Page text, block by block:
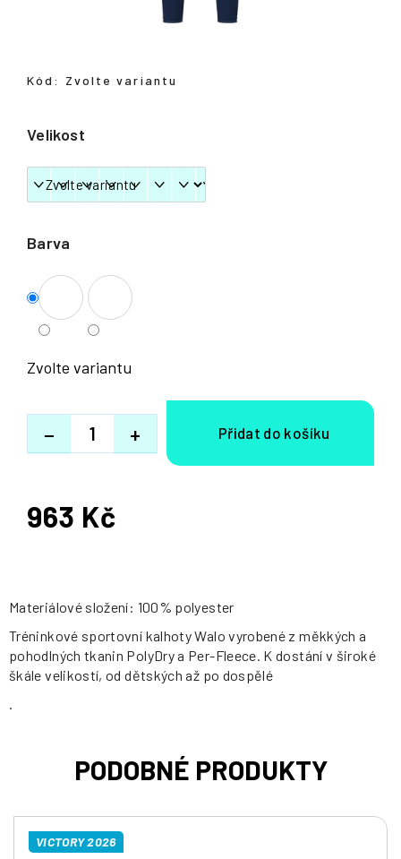
Barva
Velikost
Zvolte variantu
+
−
Kód: Zvolte variantu
963 Kč
Měrná
Materiálové složení: 100% polyester
Tréninkové sportovní kalhoty Walo vyrobené z měkkých a
pohodlných tkanin PolyDry a Per-Fleece. K dostání v široké
škále velikostí, od dětských až po dospělé
.
VICTORY 2026